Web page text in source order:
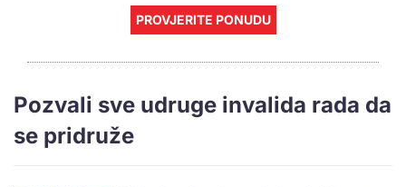
PROVJERITE PONUDU
Pozvali sve udruge invalida rada da
se pridruže